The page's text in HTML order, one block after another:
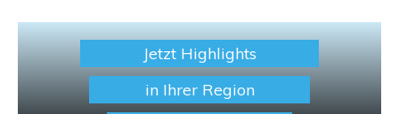
Jetzt Highlights
in Ihrer Region